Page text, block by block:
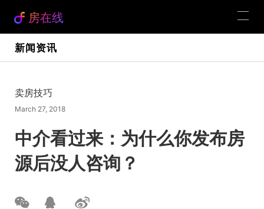
房在线
新闻资讯
卖房技巧
March 27, 2018
中介看过来：为什么你发布房
源后没人咨询？